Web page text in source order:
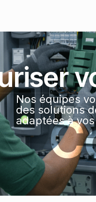
Nos équipes
des solutions
adaptées à